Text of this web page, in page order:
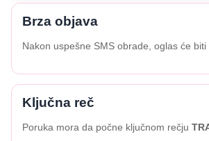
Brza objava
Nakon uspešne SMS obrade, oglas će biti
Ključna reč
Poruka mora da počne ključnom rečju